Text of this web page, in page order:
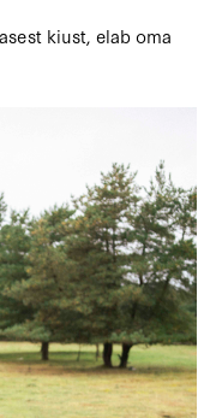
kiust, elab oma